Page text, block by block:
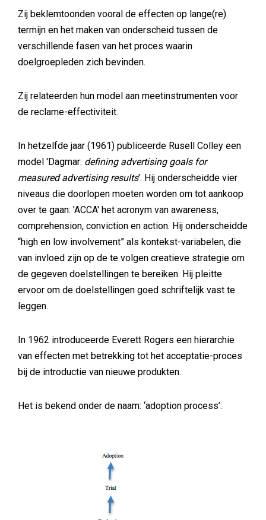
Zij beklemtoonden vooral de effecten op lange(re)
termijn en het maken van onderscheid tussen de
verschillende fasen van het proces waarin
doelgroepleden zich bevinden.
Zij relateerden hun model aan meetinstrumenten voor
de reclame-effectiviteit.
In hetzelfde jaar (1961) publiceerde Rusell Colley een
model 'Dagmar: defining advertising goals for
measured advertising results'. Hij onderscheidde vier
niveaus die doorlopen moeten worden om tot aankoop
over te gaan: 'ACCA' het acronym van awareness,
comprehension, conviction en action. Hij onderscheidde
“high en low involvement” als kontekst-variabelen, die
van invloed zijn op de te volgen creatieve strategie om
de gegeven doelstellingen te bereiken. Hij pleitte
ervoor om de doelstellingen goed schriftelijk vast te
leggen.
In 1962 introduceerde Everett Rogers een hierarchie
van effecten met betrekking tot het acceptatie-proces
bij de introductie van nieuwe produkten.
Het is bekend onder de naam: ‘adoption process’: